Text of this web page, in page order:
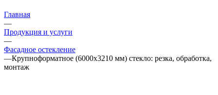
Главная
—
Продукция и услуги
—
Фасадное остекление
—Крупноформатное (6000x3210 мм) стекло: резка, обработка,
монтаж